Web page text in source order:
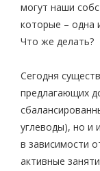
могут наши
которые – одна
Что же делать?
Сегодня
предлагающих
углеводы), но и
в зависимости
активные